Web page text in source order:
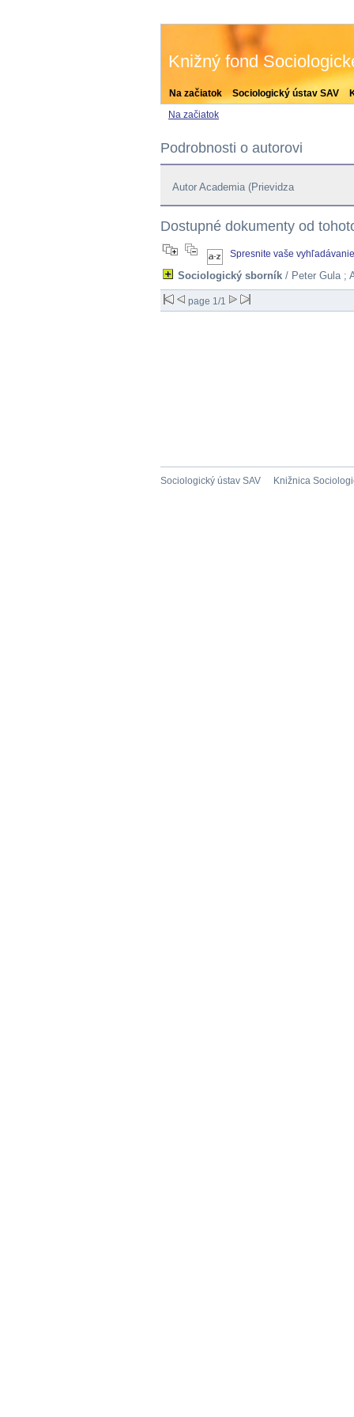
Na začiatok Sociologický ústav SAV
Knižný fond
Na začiatok
Podrobnosti o autorovi
Autor Academia (Prievidza
Dostupné dokumenty od
Spresnite vaše vyhľadávanie
Sociologický sborník / Peter Gula ;
page 1/1
Sociologický ústav SAV Knižnica